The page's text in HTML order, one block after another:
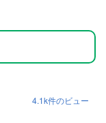
4.1k件のビュー